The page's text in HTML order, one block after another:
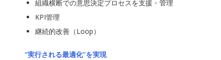
組織横断での意思決定プロセスを支援・管理
KPI管理
継続的改善（Loop）
“実行される最適化”を実現